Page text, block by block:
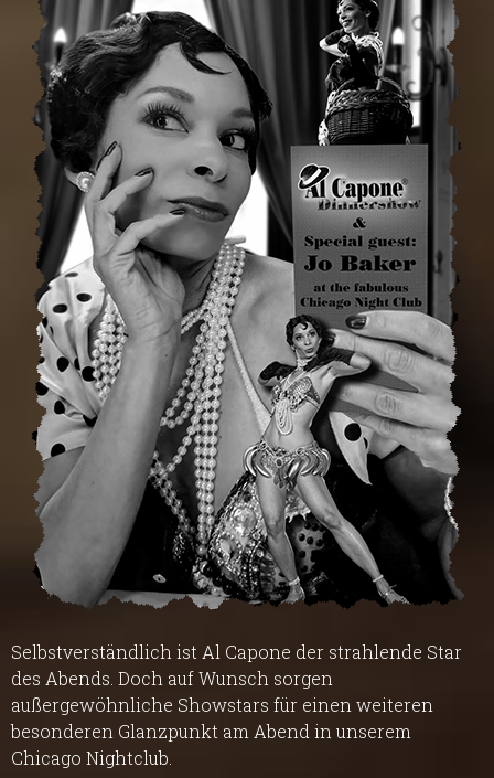
Selbstverständlich ist Al Capone der strahlende Star
des Abends. Doch auf Wunsch sorgen
außergewöhnliche Showstars für einen weiteren
besonderen Glanzpunkt am Abend in unserem
Chicago Nightclub.